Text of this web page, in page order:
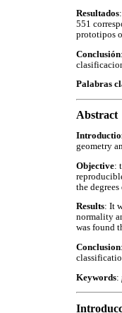
Resultados
551
prototipos
Conclusión
Palabras
Abstract
geometry
Objective:
the
Results: It
normality
was found
Conclusion
Keywords: